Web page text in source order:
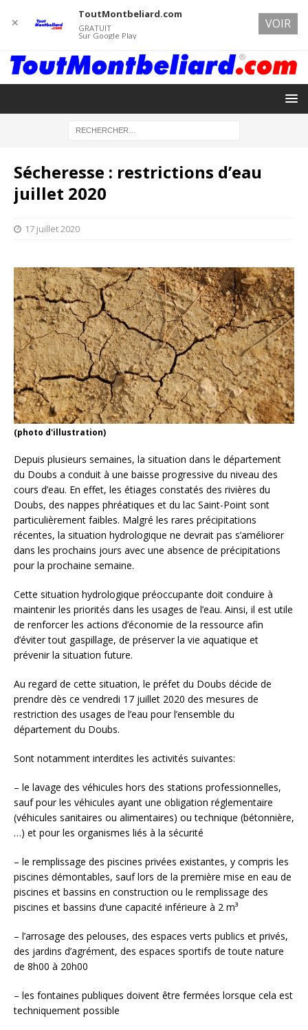
Sécheresse : restrictions d’eau
juillet 2020
17 juillet 2020
(photo d'illustration)
Depuis plusieurs semaines, la situation dans le département
du Doubs a conduit à une baisse progressive du niveau des
cours d’eau. En effet, les étiages constatés des rivières du
Doubs, des nappes phréatiques et du lac Saint-Point sont
particulièrement faibles. Malgré les rares précipitations
récentes, la situation hydrologique ne devrait pas s’améliorer
dans les prochains jours avec une absence de précipitations
pour la prochaine semaine.
Cette situation hydrologique préoccupante doit conduire à
maintenir les priorités dans les usages de l’eau. Ainsi, il est utile
de renforcer les actions d’économie de la ressource afin
d’éviter tout gaspillage, de préserver la vie aquatique et
prévenir la situation future.
Au regard de cette situation, le préfet du Doubs décide de
prendre dès ce vendredi 17 juillet 2020 des mesures de
restriction des usages de l’eau pour l’ensemble du
département du Doubs.
Sont notamment interdites les activités suivantes:
– le lavage des véhicules hors des stations professionnelles,
sauf pour les véhicules ayant une obligation réglementaire
(véhicules sanitaires ou alimentaires) ou technique (bétonnière,
…) et pour les organismes liés à la sécurité
– le remplissage des piscines privées existantes, y compris les
piscines démontables, sauf lors de la première mise en eau de
piscines et bassins en construction ou le remplissage des
piscines et bassins d’une capacité inférieure à 2 m³
– l’arrosage des pelouses, des espaces verts publics et privés,
des jardins d’agrément, des espaces sportifs de toute nature
de 8h00 à 20h00
– les fontaines publiques doivent être fermées lorsque cela est
techniquement possible
✕
ToutMontbeliard.com
GRATUIT
Sur Google Play
VOIR